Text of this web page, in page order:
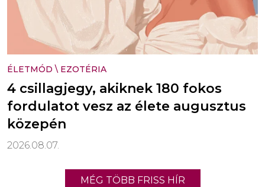
ÉLETMÓD \ EZOTÉRIA
4 csillagjegy, akiknek 180 fokos
fordulatot vesz az élete augusztus
közepén
2026.08.07.
MÉG TÖBB FRISS HÍR